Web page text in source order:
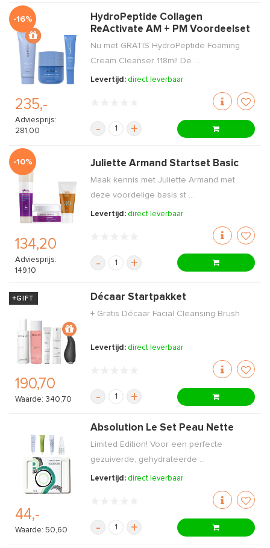
-16%
235,-
Adviesprijs:
281,00
HydroPeptide Collagen
ReActivate AM + PM Voordeelset
Nu met GRATIS HydroPeptide Foaming
Cream Cleanser 118ml! De ...
Levertijd: direct leverbaar
- +
-10%
134,20
Adviesprijs:
149,10
Juliette Armand Startset Basic
Maak kennis met Juliette Armand met
deze voordelige basis st ...
Levertijd: direct leverbaar
- +
+GIFT
190,70
Waarde: 340,70
Décaar Startpakket
+ Gratis Décaar Facial Cleansing Brush
Levertijd: direct leverbaar
- +
44,-
Waarde: 50,60
Absolution Le Set Peau Nette
Limited Edition! Voor een perfecte
gezuiverde, gehydrateerde ...
Levertijd: direct leverbaar
- +